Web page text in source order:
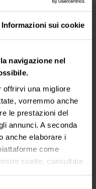
Informazioni sui cookie
navigazione nel
offrirvi una migliore
vorremmo anche
le prestazioni del
annunci. A seconda
anche elaborare i
come
scelte, consultate
Iscriviti
, inclusi i (suoi) scopi di
e accetto anche la
leavvertenze e le divulgazioni